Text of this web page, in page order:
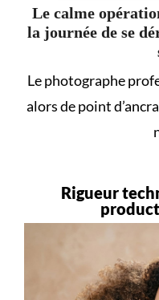
Le calme
la journée de se
Le photographe
alors de point
Rigueur